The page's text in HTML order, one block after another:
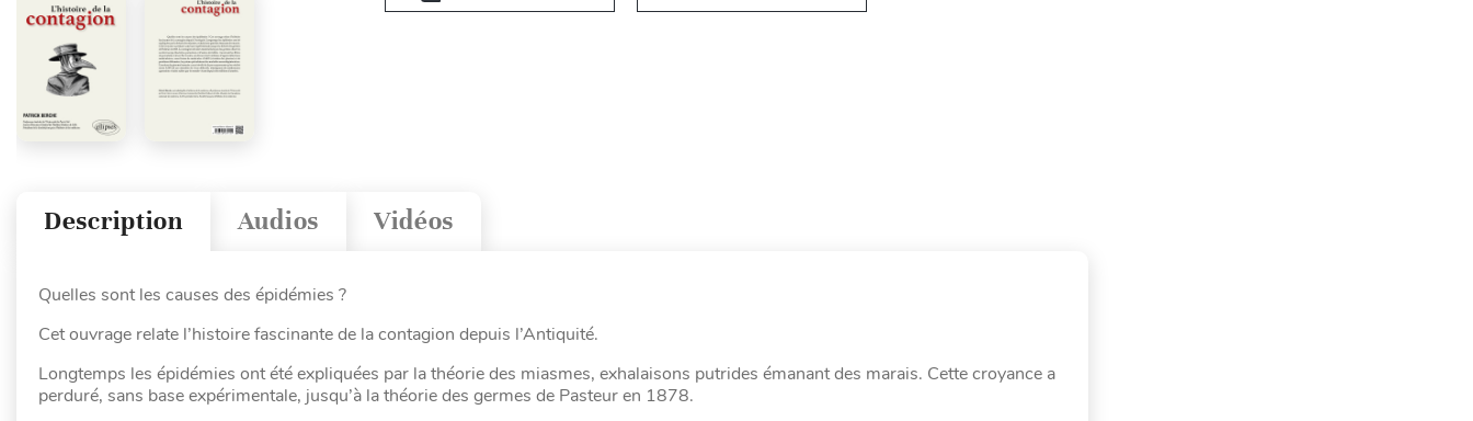
Vidéos
Audios
Description
Quelles sont les causes des épidémies ?
Cet ouvrage relate l’histoire fascinante de la contagion depuis l’Antiquité.
Longtemps les épidémies ont été expliquées par la théorie des miasmes, exhalaisons putrides émanant des marais. Cette croyance a
perduré, sans base expérimentale, jusqu’à la théorie des germes de Pasteur en 1878.